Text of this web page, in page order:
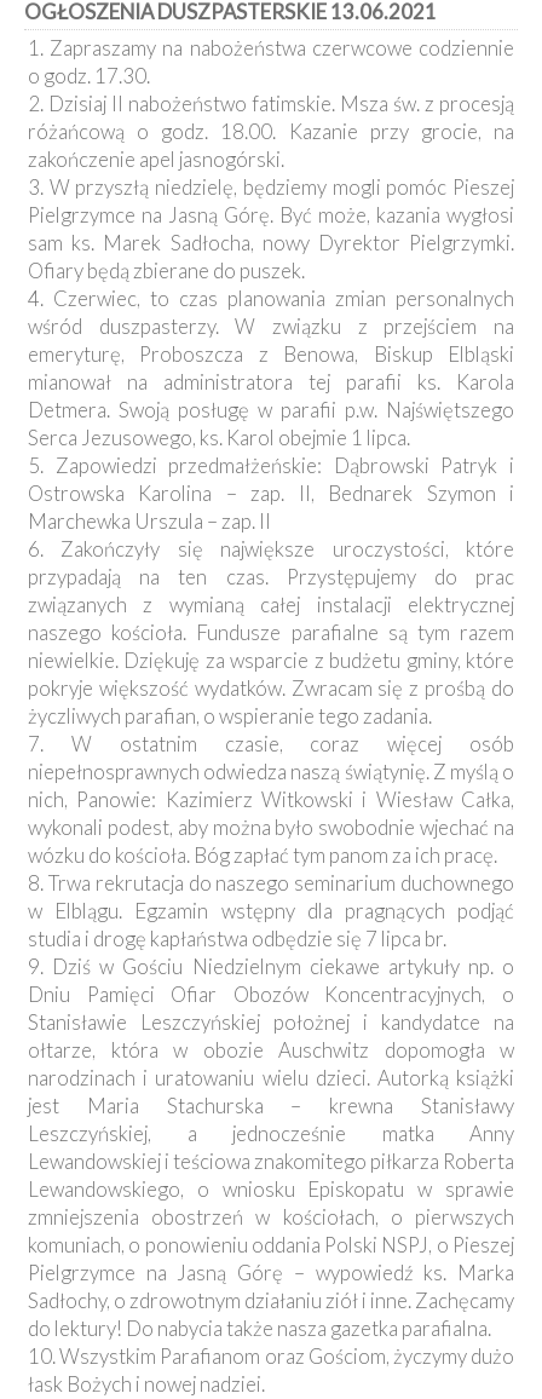
Kancelaria
Galeria
Dekanat
Nowy
Staw
Kapituła
Kolegiacka
Duszpasterze
Polecane
strony
Ochrona
Małoletnich
OGŁOSZENIA DUSZPASTERSKIE 13.06.2021
1. Zapraszamy na nabożeństwa czerwcowe codziennie
o godz. 17.30.
2. Dzisiaj II nabożeństwo fatimskie. Msza św. z procesją
różańcową o godz. 18.00. Kazanie przy grocie, na
zakończenie apel jasnogórski.
3. W przyszłą niedzielę, będziemy mogli pomóc Pieszej
Pielgrzymce na Jasną Górę. Być może, kazania wygłosi
sam ks. Marek Sadłocha, nowy Dyrektor Pielgrzymki.
Ofiary będą zbierane do puszek.
4. Czerwiec, to czas planowania zmian personalnych
wśród duszpasterzy. W związku z przejściem na
emeryturę, Proboszcza z Benowa, Biskup Elbląski
mianował na administratora tej parafii ks. Karola
Detmera. Swoją posługę w parafii p.w. Najświętszego
Serca Jezusowego, ks. Karol obejmie 1 lipca.
5. Zapowiedzi przedmałżeńskie: Dąbrowski Patryk i
Ostrowska Karolina – zap. II, Bednarek Szymon i
Marchewka Urszula – zap. II
6. Zakończyły się największe uroczystości, które
przypadają na ten czas. Przystępujemy do prac
związanych z wymianą całej instalacji elektrycznej
naszego kościoła. Fundusze parafialne są tym razem
niewielkie. Dziękuję za wsparcie z budżetu gminy, które
pokryje większość wydatków. Zwracam się z prośbą do
życzliwych parafian, o wspieranie tego zadania.
7. W ostatnim czasie, coraz więcej osób
niepełnosprawnych odwiedza naszą świątynię. Z myślą o
nich, Panowie: Kazimierz Witkowski i Wiesław Całka,
wykonali podest, aby można było swobodnie wjechać na
wózku do kościoła. Bóg zapłać tym panom za ich pracę.
8. Trwa rekrutacja do naszego seminarium duchownego
w Elblągu. Egzamin wstępny dla pragnących podjąć
studia i drogę kapłaństwa odbędzie się 7 lipca br.
9. Dziś w Gościu Niedzielnym ciekawe artykuły np. o
Dniu Pamięci Ofiar Obozów Koncentracyjnych, o
Stanisławie Leszczyńskiej położnej i kandydatce na
ołtarze, która w obozie Auschwitz dopomogła w
narodzinach i uratowaniu wielu dzieci. Autorką książki
jest Maria Stachurska – krewna Stanisławy
Leszczyńskiej, a jednocześnie matka Anny
Lewandowskiej i teściowa znakomitego piłkarza Roberta
Lewandowskiego, o wniosku Episkopatu w sprawie
zmniejszenia obostrzeń w kościołach, o pierwszych
komuniach, o ponowieniu oddania Polski NSPJ, o Pieszej
Pielgrzymce na Jasną Górę – wypowiedź ks. Marka
Sadłochy, o zdrowotnym działaniu ziół i inne. Zachęcamy
do lektury! Do nabycia także nasza gazetka parafialna.
10. Wszystkim Parafianom oraz Gościom, życzymy dużo
łask Bożych i nowej nadziei.